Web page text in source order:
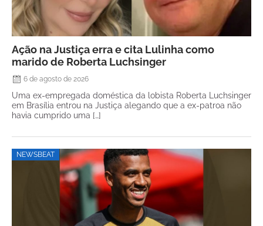
Ação na Justiça erra e cita Lulinha como
marido de Roberta Luchsinger
6 de agosto de 2026
Uma ex-empregada doméstica da lobista Roberta Luchsinger
em Brasília entrou na Justiça alegando que a ex-patroa não
havia cumprido uma […]
NEWSBEAT